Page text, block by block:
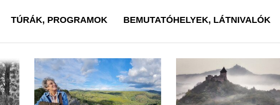
TÚRÁK, PROGRAMOK BEMUTATÓHELYEK, LÁTNIVALÓK